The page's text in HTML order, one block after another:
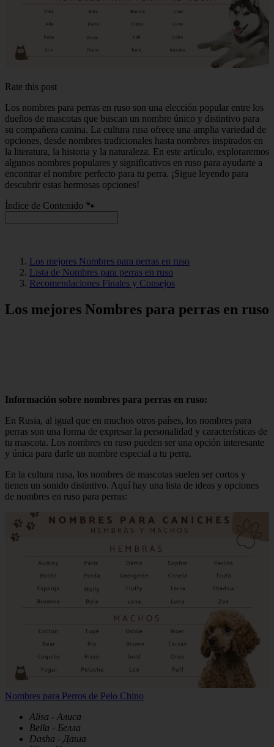
Rate this post
Los nombres para perras en ruso son una elección popular entre los
dueños de mascotas que buscan un nombre único y distintivo para
su compañera canina. La cultura rusa ofrece una amplia variedad de
opciones, desde nombres tradicionales hasta nombres inspirados en
la literatura, la historia y la naturaleza. En este artículo, exploraremos
algunos nombres populares y significativos en ruso para ayudarte a
encontrar el nombre perfecto para tu perra. ¡Sigue leyendo para
descubrir estas hermosas opciones!
Índice de Contenido 🐾
Los mejores Nombres para perras en ruso
Lista de Nombres para perras en ruso
Recomendaciones Finales y Consejos
Los mejores Nombres para perras en ruso
Información sobre nombres para perras en ruso:
En Rusia, al igual que en muchos otros países, los nombres para
perras son una forma de expresar la personalidad y características de
tu mascota. Los nombres en ruso pueden ser una opción interesante
y única para darle un nombre especial a tu perra.
En la cultura rusa, los nombres de mascotas suelen ser cortos y
tienen un sonido distintivo. Aquí hay una lista de ideas y opciones
de nombres en ruso para perras:
Nombres para Perros de Pelo Chino
Alisa - Алиса
Bella - Белла
Dasha - Даша